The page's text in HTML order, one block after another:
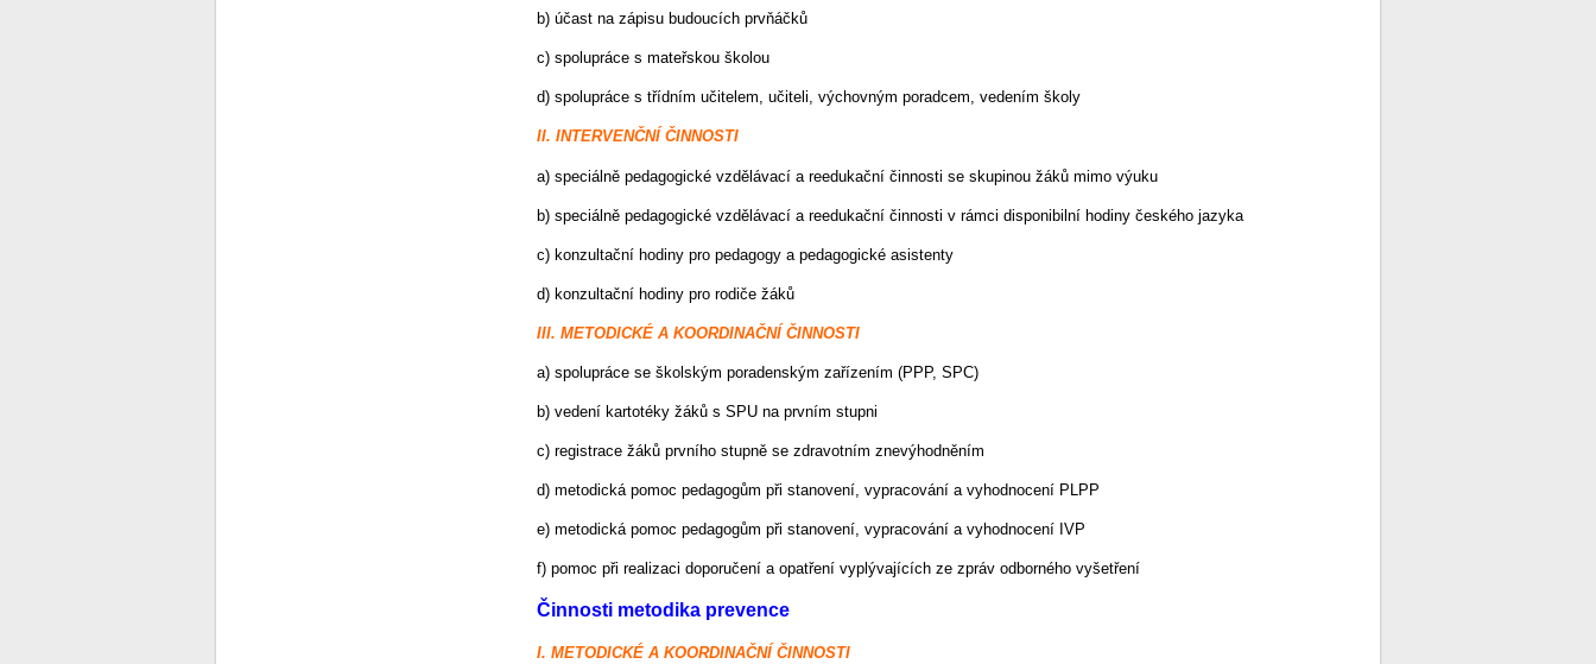
b) účast na zápisu budoucích prvňáčků
c) spolupráce s mateřskou školou
d) spolupráce s třídním učitelem, učiteli, výchovným poradcem, vedením školy
II. INTERVENČNÍ ČINNOSTI
a) speciálně pedagogické vzdělávací a reedukační činnosti se skupinou žáků mimo výuku
b) speciálně pedagogické vzdělávací a reedukační činnosti v rámci disponibilní hodiny českého jazyka
c) konzultační hodiny pro pedagogy a pedagogické asistenty
d) konzultační hodiny pro rodiče žáků
III. METODICKÉ A KOORDINAČNÍ ČINNOSTI
a) spolupráce se školským poradenským zařízením (PPP, SPC)
b) vedení kartotéky žáků s SPU na prvním stupni
c) registrace žáků prvního stupně se zdravotním znevýhodněním
d) metodická pomoc pedagogům při stanovení, vypracování a vyhodnocení PLPP
e) metodická pomoc pedagogům při stanovení, vypracování a vyhodnocení IVP
f) pomoc při realizaci doporučení a opatření vyplývajících ze zpráv odborného vyšetření
Činnosti metodika prevence
I. METODICKÉ A KOORDINAČNÍ ČINNOSTI